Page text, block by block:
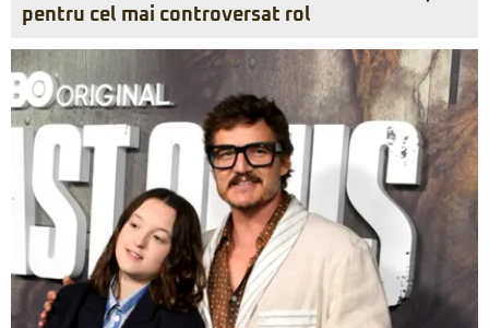
pentru cel mai controversat rol